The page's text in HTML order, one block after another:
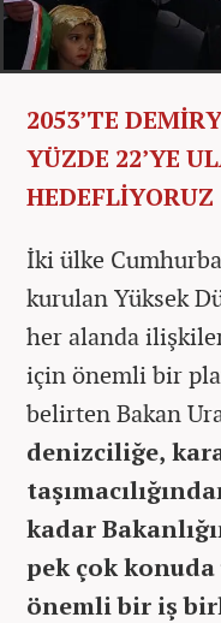
2053’TE
YÜZDE 22’YE
HEDEFLİYORUZ
İki ülke
kurulan Yüksek
her alanda
için önemli bir
belirten Bakan
denizciliğe,
kadar
pek çok
önemli bir iş